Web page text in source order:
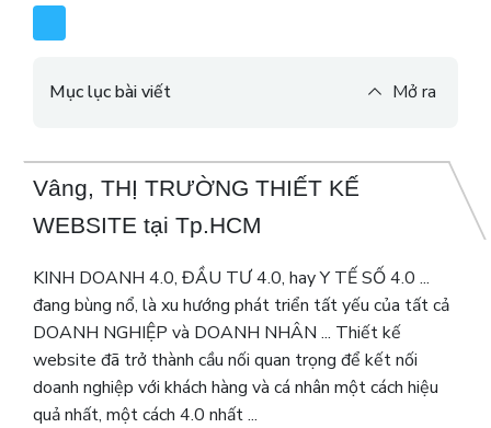
Mục lục bài viết Mở ra
Vâng, THỊ TRƯỜNG THIẾT KẾ
WEBSITE tại Tp.HCM
KINH DOANH 4.0, ĐẦU TƯ 4.0, hay Y TẾ SỐ 4.0 ...
đang bùng nổ, là xu hướng phát triển tất yếu của tất cả
DOANH NGHIỆP và DOANH NHÂN ... Thiết kế
website đã trở thành cầu nối quan trọng để kết nối
doanh nghiệp với khách hàng và cá nhân một cách hiệu
quả nhất, một cách 4.0 nhất ...